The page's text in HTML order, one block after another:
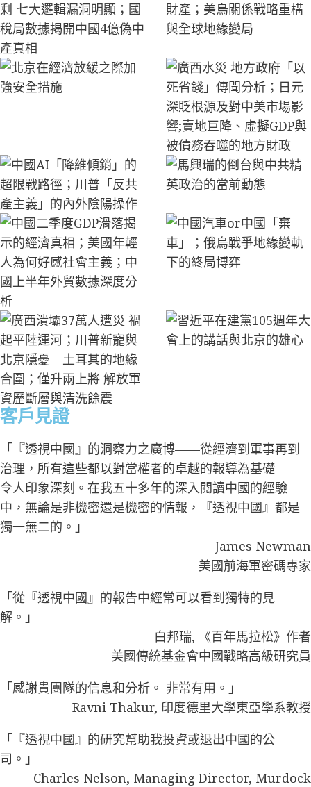
客戶見證
「『透視中國』的洞察力之廣博——從經濟到軍事再到
治理，所有這些都以對當權者的卓越的報導為基礎——
令人印象深刻。在我五十多年的深入閱讀中國的經驗
中，無論是非機密還是機密的情報，『透視中國』都是
獨一無二的。」
James Newman
美國前海軍密碼專家
「從『透視中國』的報告中經常可以看到獨特的見
解。」
白邦瑞, 《百年馬拉松》作者
美國傳統基金會中國戰略高級研究員
「感謝貴團隊的信息和分析。 非常有用。」
Ravni Thakur, 印度德里大學東亞學系教授
「『透視中國』的研究幫助我投資或退出中國的公
司。」
Charles Nelson, Managing Director, Murdock